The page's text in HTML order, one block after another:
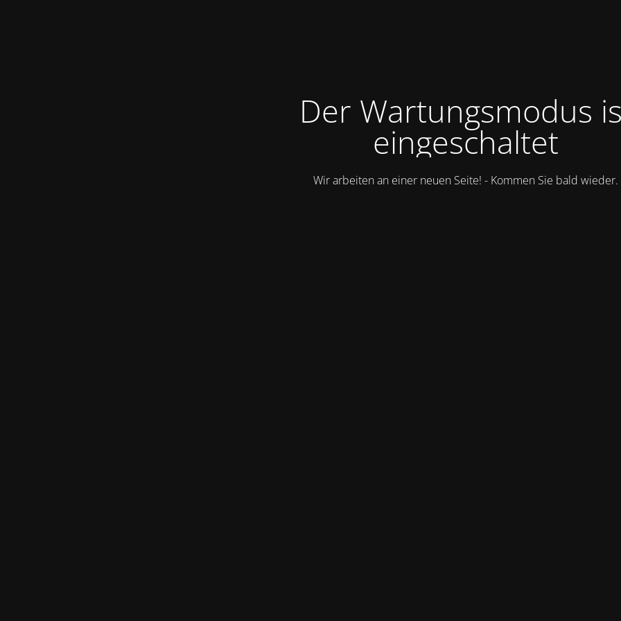
Der Wartungsmodus
eingeschaltet
Wir arbeiten an einer neuen Seite! - Kommen Sie bald wieder.